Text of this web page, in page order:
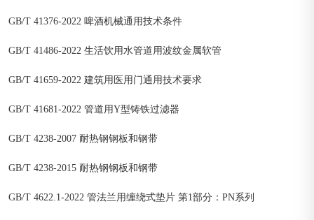
GB/T 41376-2022 啤酒机械通用技术条件
GB/T 41486-2022 生活饮用水管道用波纹金属软管
GB/T 41659-2022 建筑用医用门通用技术要求
GB/T 41681-2022 管道用Y型铸铁过滤器
GB/T 4238-2007 耐热钢钢板和钢带
GB/T 4238-2015 耐热钢钢板和钢带
GB/T 4622.1-2022 管法兰用缠绕式垫片 第1部分：PN系列